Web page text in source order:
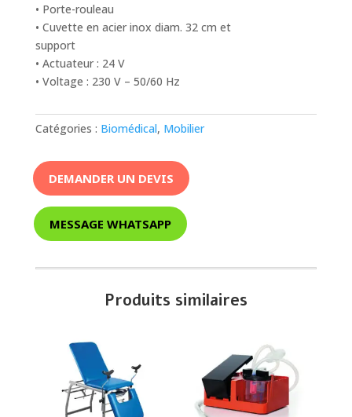
• Porte-rouleau
• Cuvette en acier inox diam. 32 cm et
support
• Actuateur : 24 V
• Voltage : 230 V – 50/60 Hz
Catégories : Biomédical, Mobilier
DEMANDER UN DEVIS
MESSAGE WHATSAPP
Produits similaires